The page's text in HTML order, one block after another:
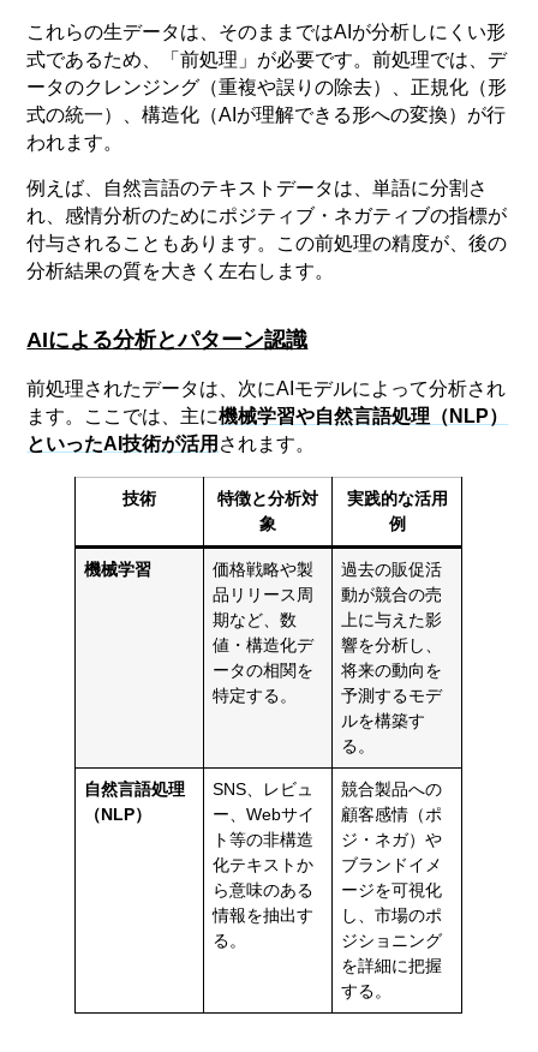
これらの生データは、そのままではAIが分析しにくい形
式であるため、「前処理」が必要です。前処理では、デ
ータのクレンジング（重複や誤りの除去）、正規化（形
式の統一）、構造化（AIが理解できる形への変換）が行
われます。
例えば、自然言語のテキストデータは、単語に分割さ
れ、感情分析のためにポジティブ・ネガティブの指標が
付与されることもあります。この前処理の精度が、後の
分析結果の質を大きく左右します。
AIによる分析とパターン認識
前処理されたデータは、次にAIモデルによって分析され
ます。ここでは、主に機械学習や自然言語処理（NLP）
といったAI技術が活用 されます。
技術
特徴と分析対
象
実践的な活用
例
機械学習
価格戦略や製
品リリース周
期など、数
値・構造化デ
ータの相関を
特定する。
過去の販促活
動が競合の売
上に与えた影
響を分析し、
将来の動向を
予測するモデ
ルを構築す
る。
自然言語処理
（NLP）
SNS、レビュ
ー、Webサイ
ト等の非構造
化テキストか
ら意味のある
情報を抽出す
る。
競合製品への
顧客感情（ポ
ジ・ネガ）や
ブランドイメ
ージを可視化
し、市場のポ
ジショニング
を詳細に把握
する。